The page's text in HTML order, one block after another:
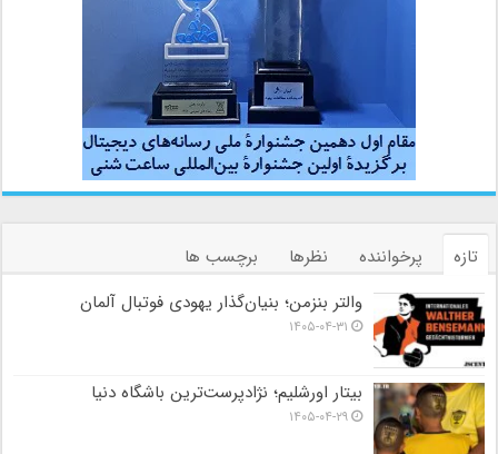
تازه پرخواننده نظرها
برچسب ها
والتر بنزمن؛ بنیان‌گذار یهودی فوتبال آلمان
۱۴۰۵-۰۴-۳۱
بیتار اورشلیم؛ نژادپرست‌ترین باشگاه دنیا
۱۴۰۵-۰۴-۲۹